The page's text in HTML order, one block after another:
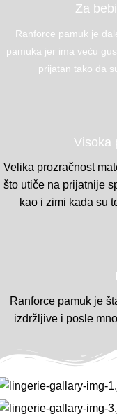
Za
Ranforce pamuk je
pamuka jer ima veću
prijatan tako da
Visoka
Velika prozračnost
što utiče na prijatnije
kao i zimi kada su
Ranforce pamuk je
izdržljive i posle